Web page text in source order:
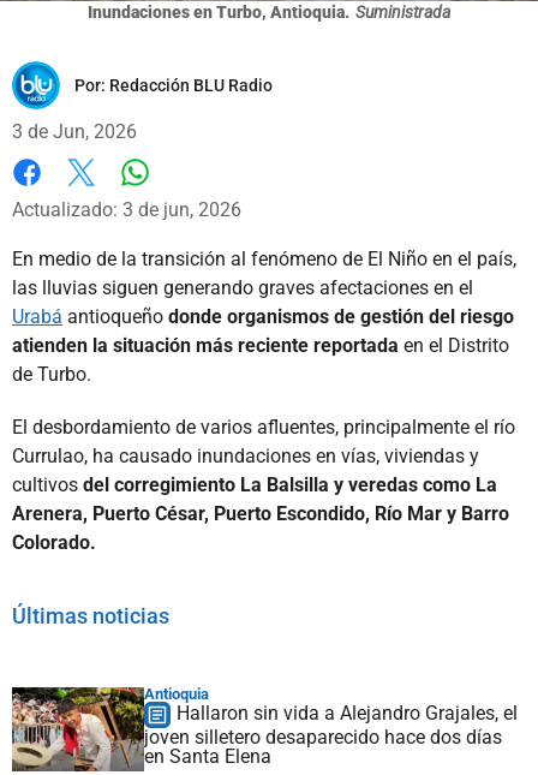
Inundaciones en Turbo, Antioquia. Suministrada
Por: Redacción BLU Radio
3 de Jun, 2026
Facebook
X
Actualizado: 3 de jun, 2026
En medio de la transición al fenómeno de El Niño en el país,
las lluvias siguen generando graves afectaciones en el
Urabá antioqueño donde organismos de gestión del riesgo
atienden la situación más reciente reportada en el Distrito
de Turbo.
El desbordamiento de varios afluentes, principalmente el río
Currulao, ha causado inundaciones en vías, viviendas y
cultivos del corregimiento La Balsilla y veredas como La
Arenera, Puerto César, Puerto Escondido, Río Mar y Barro
Colorado.
Últimas noticias
Antioquia
Hallaron sin vida a Alejandro Grajales, el
joven silletero desaparecido hace dos días
en Santa Elena